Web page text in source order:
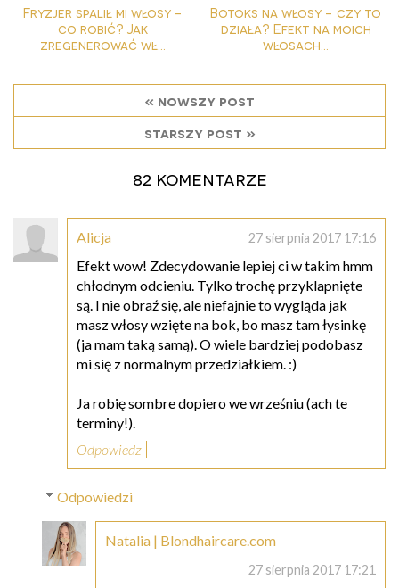
Fryzjer spalił mi włosy -
co robić? Jak
zregenerować wł...
Botoks na włosy - czy to
działa? Efekt na moich
włosach...
« nowszy post
starszy post »
82 komentarze
Alicja 27 sierpnia 2017 17:16
Efekt wow! Zdecydowanie lepiej ci w takim hmm
chłodnym odcieniu. Tylko trochę przyklapnięte
są. I nie obraź się, ale niefajnie to wygląda jak
masz włosy wzięte na bok, bo masz tam łysinkę
(ja mam taką samą). O wiele bardziej podobasz
mi się z normalnym przedziałkiem. :)
Ja robię sombre dopiero we wrześniu (ach te
terminy!).
Odpowiedz
Odpowiedzi
Natalia | Blondhaircare.com
27 sierpnia 2017 17:21